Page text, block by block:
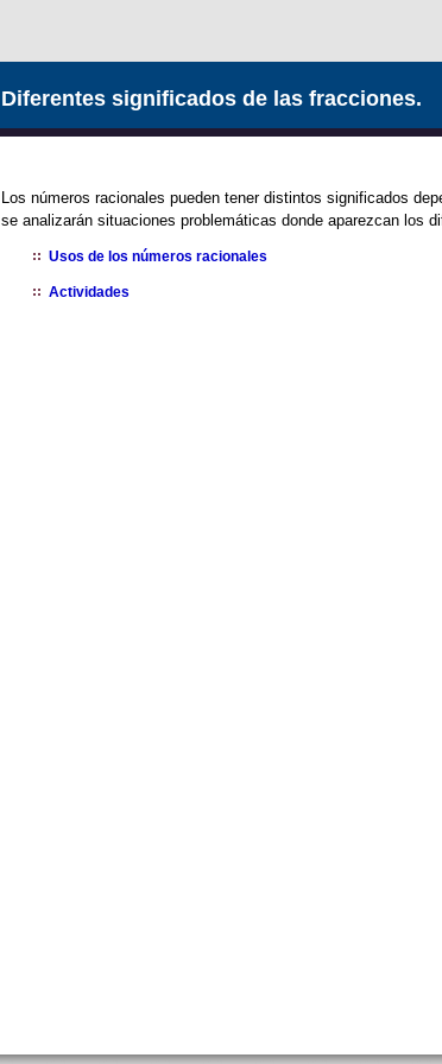
Diferentes significados de las fracciones.
Los números racionales pueden tener distintos significados
se analizarán situaciones problemáticas donde aparezcan los
Usos de los números racionales
Actividades